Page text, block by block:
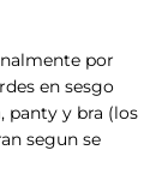
por
en sesgo
panty y bra (los
segun se